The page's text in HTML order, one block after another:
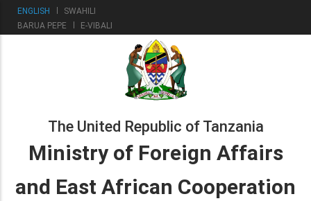
SkipENGLISH
SWAHILI
BARUA PEPE
E-VIBALI
The United Republic of Tanzania
Ministry of Foreign Affairs
and East African Cooperation